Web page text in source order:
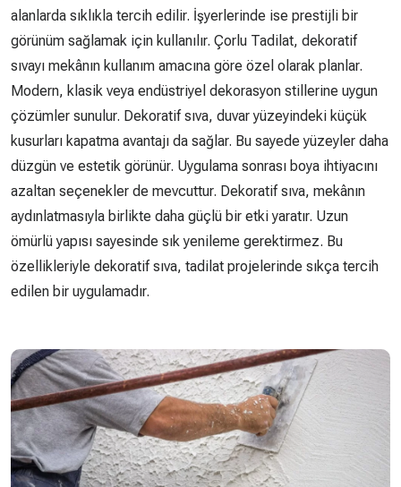
alanlarda sıklıkla tercih edilir. İşyerlerinde ise prestijli bir
görünüm sağlamak için kullanılır. Çorlu Tadilat, dekoratif
sıvayı mekânın kullanım amacına göre özel olarak planlar.
Modern, klasik veya endüstriyel dekorasyon stillerine uygun
çözümler sunulur. Dekoratif sıva, duvar yüzeyindeki küçük
kusurları kapatma avantajı da sağlar. Bu sayede yüzeyler daha
düzgün ve estetik görünür. Uygulama sonrası boya ihtiyacını
azaltan seçenekler de mevcuttur. Dekoratif sıva, mekânın
aydınlatmasıyla birlikte daha güçlü bir etki yaratır. Uzun
ömürlü yapısı sayesinde sık yenileme gerektirmez. Bu
özellikleriyle dekoratif sıva, tadilat projelerinde sıkça tercih
edilen bir uygulamadır.